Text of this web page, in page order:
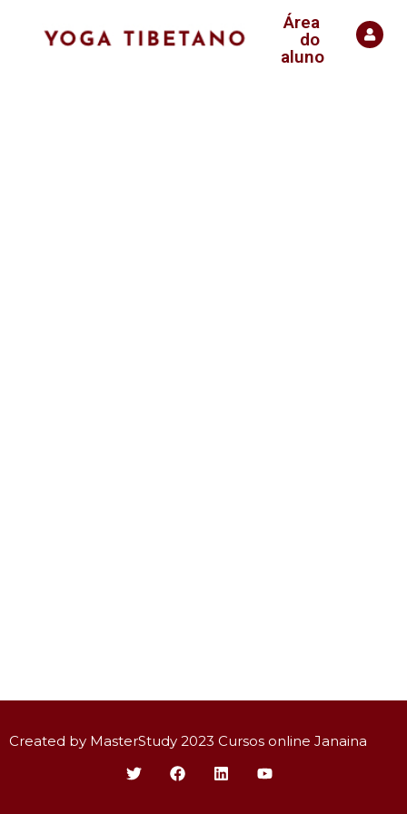
Área
do
aluno
Created by MasterStudy 2023 Cursos online Janaina